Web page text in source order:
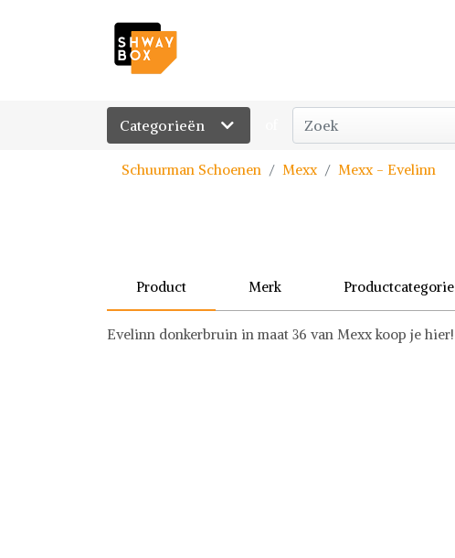
Categorieën
Schuurman Schoenen Mexx Mexx - Evelinn
Product Merk Productcategorie
Evelinn donkerbruin in maat 36 van Mexx koop je hier!